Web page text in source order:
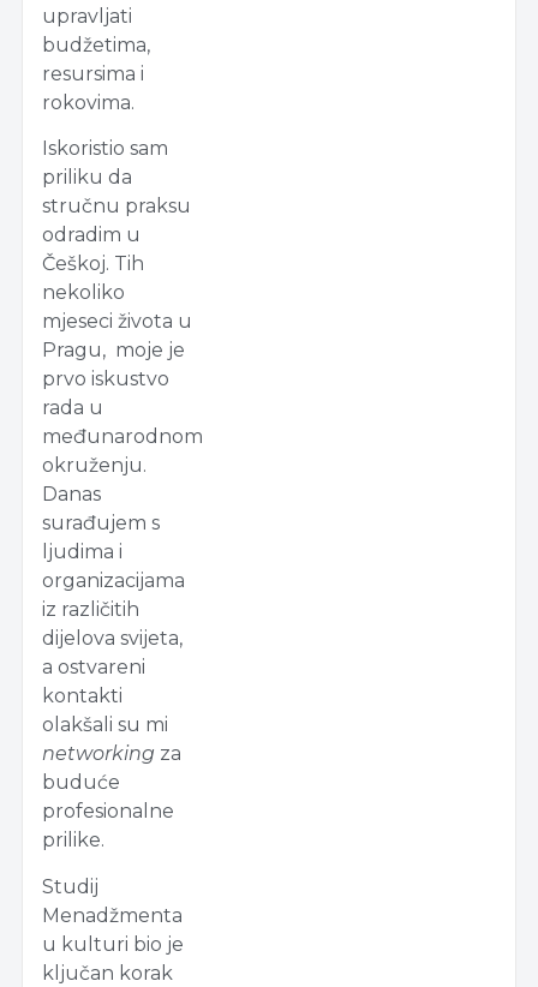
upravljati
budžetima,
resursima i
rokovima.
Iskoristio sam
priliku da
stručnu praksu
odradim u
Češkoj. Tih
nekoliko
mjeseci života u
Pragu, moje je
prvo iskustvo
rada u
međunarodnom
okruženju.
Danas
surađujem s
ljudima i
organizacijama
iz različitih
dijelova svijeta,
a ostvareni
kontakti
olakšali su mi
networking za
buduće
profesionalne
prilike.
Studij
Menadžmenta
u kulturi bio je
ključan korak